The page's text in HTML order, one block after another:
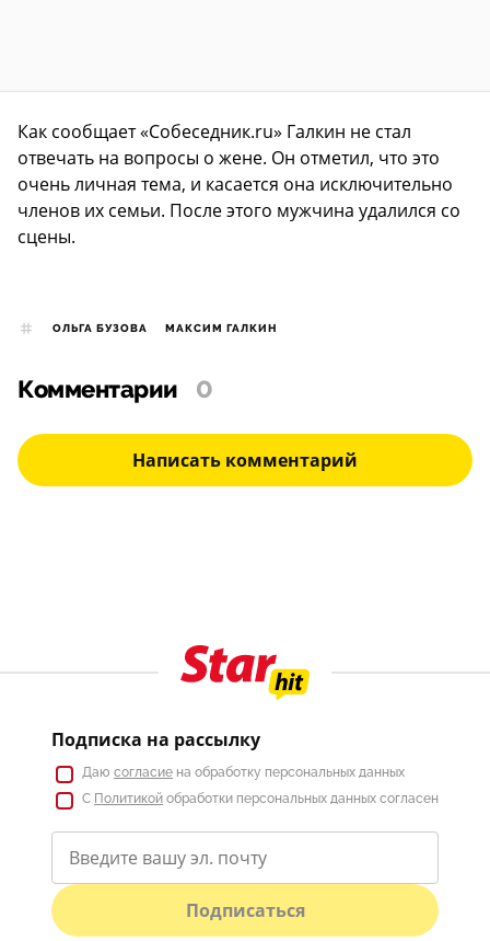
Как сообщает «Собеседник.ru» Галкин не стал
отвечать на вопросы о жене. Он отметил, что это
очень личная тема, и касается она исключительно
членов их семьи. После этого мужчина удалился со
сцены.
ОЛЬГА БУЗОВА МАКСИМ ГАЛКИН
Комментарии 0
Написать комментарий
Подписка на рассылку
Даю согласие на обработку персональных данных
С Политикой обработки персональных данных согласен
Подписаться